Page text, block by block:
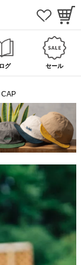
グ セール
CAP